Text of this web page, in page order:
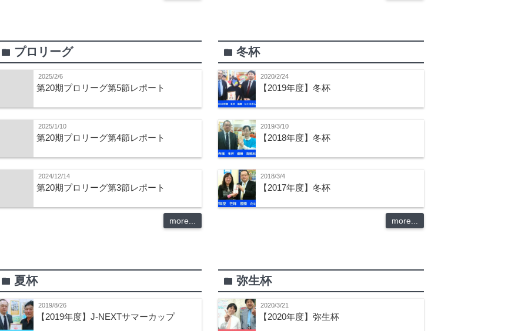
folder プロリーグ
2025/2/6
第20期プロリーグ第5節レポート
2025/1/10
第20期プロリーグ第4節レポート
2024/12/14
第20期プロリーグ第3節レポート
more...
folder 冬杯
2020/2/24
【2019年度】冬杯
2019/3/10
【2018年度】冬杯
2018/3/4
【2017年度】冬杯
more...
folder 夏杯
2019/8/26
【2019年度】J-NEXTサマーカップ
folder 弥生杯
2020/3/21
【2020年度】弥生杯